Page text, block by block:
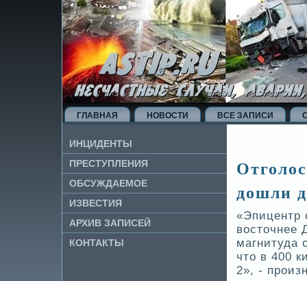
ГЛАВНАЯ НОВОСТИ ВСЕ ЗАПИСИ
ИНЦИДЕНТЫ
ПРЕСТУПЛЕНИЯ
ОБСУЖДАЕМОЕ
ИЗВЕ­СТИЯ
АРХИВ ЗАПИСЕЙ
КОНТАКТЫ
дошли
«Эпицентр
восточнее
магнитуда
что в 400
2», -